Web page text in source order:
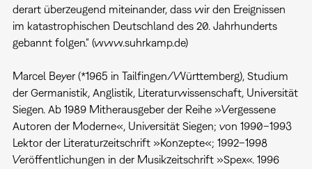
derart überzeugend miteinander, dass wir den Ereignissen
im katastrophischen Deutschland des 20. Jahrhunderts
gebannt folgen.“ (www.suhrkamp.de)
Marcel Beyer (*1965 in Tailfingen/Württemberg), Studium
der Germanistik, Anglistik, Literaturwissenschaft, Universität
Siegen. Ab 1989 Mitherausgeber der Reihe »Vergessene
Autoren der Moderne«, Universität Siegen; von 1990–1993
Lektor der Literaturzeitschrift »Konzepte«; 1992–1998
Veröffentlichungen in der Musikzeitschrift »Spex«. 1996